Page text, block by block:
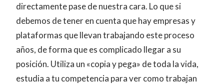
directamente pase de nuestra cara. Lo que si
debemos de tener en cuenta que hay empresas y
plataformas que llevan trabajando este proceso
años, de forma que es complicado llegar a su
posición. Utiliza un «copia y pega» de toda la vida,
estudia a tu competencia para ver como trabajan